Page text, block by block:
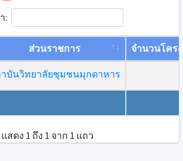
:
ส่วนราชการ จำนวนโคร
บันวิทยาลัยชุมชนมุกดาหาร
แสดง 1 ถึง 1 จาก 1 แถว